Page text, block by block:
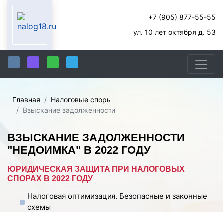
ул. 10 лет октября д. 53
+7 (905) 877-55-55
Главная
Налоговые споры
Взыскание задолженности
ВЗЫСКАНИЕ ЗАДОЛЖЕННОСТИ
"НЕДОИМКА" В 2022 ГОДУ
ЮРИДИЧЕСКАЯ ЗАЩИТА ПРИ НАЛОГОВЫХ
СПОРАХ В 2022 ГОДУ
Налоговая оптимизация. Безопасные и законные
схемы